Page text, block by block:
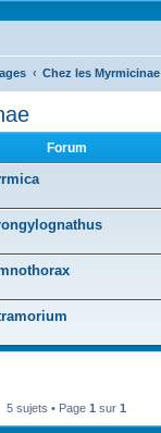
Chez les Myrmicinae
Forum
5 sujets • Page 1 sur 1